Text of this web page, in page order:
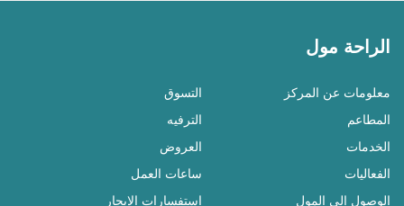
الراحة مول
معلومات عن المركز
التسوق
المطاعم
الترفيه
الخدمات
العروض
الفعاليات
ساعات العمل
الوصول إلى المول
استفسارات الإيجار